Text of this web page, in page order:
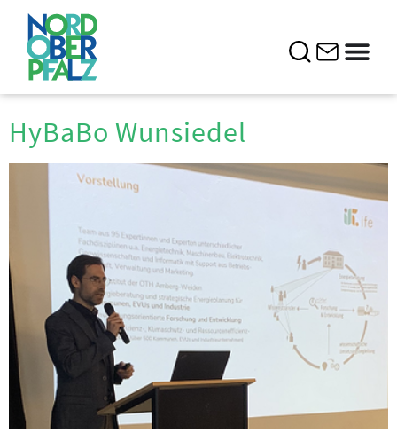
HyBaBo Wunsiedel